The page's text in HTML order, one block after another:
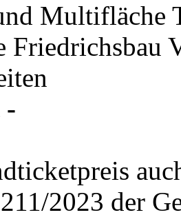
Multifläche
Friedrichsbau
-
2023 der